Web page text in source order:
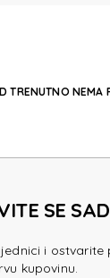
TRENUTNO NEMA
SE
i
kupovinu.